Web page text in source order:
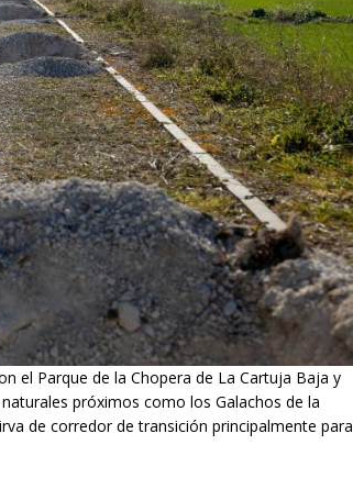
el Parque de la Chopera de La Cartuja Baja y
próximos como los Galachos de la
de corredor de transición principalmente para